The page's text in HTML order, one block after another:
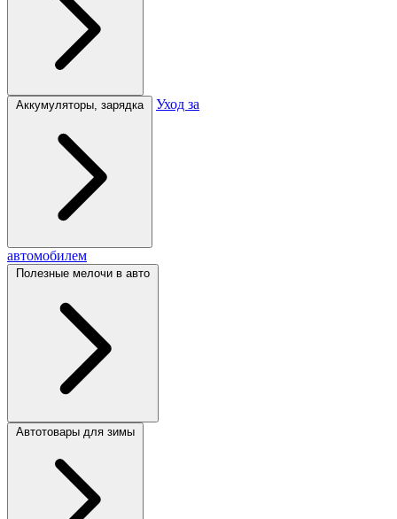
Аккумуляторы, зарядка Уход за
автомобилем
Полезные мелочи в авто
Автотовары для зимы